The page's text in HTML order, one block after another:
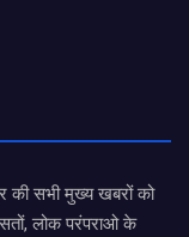
की सभी मुख्य खबरों को
लोक परंपराओ के